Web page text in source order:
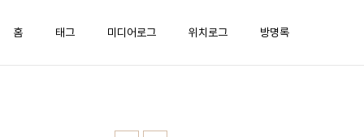
홈 태그 미디어로그 위치로그 방명록